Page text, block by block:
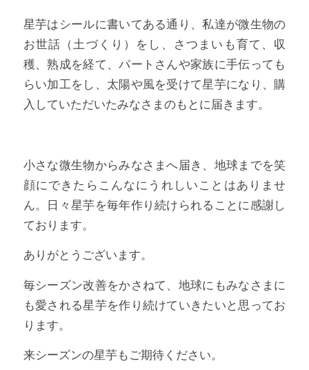
星芋はシールに書いてある通り、私達が微生物の
お世話（土づくり）をし、さつまいも育て、収
穫、熟成を経て、パートさんや家族に手伝っても
らい加工をし、太陽や風を受けて星芋になり、購
入していただいたみなさまのもとに届きます。
小さな微生物からみなさまへ届き、地球までを笑
顔にできたらこんなにうれしいことはありませ
ん。日々星芋を毎年作り続けられることに感謝し
ております。
ありがとうございます。
毎シーズン改善をかさねて、地球にもみなさまに
も愛される星芋を作り続けていきたいと思ってお
ります。
来シーズンの星芋もご期待ください。